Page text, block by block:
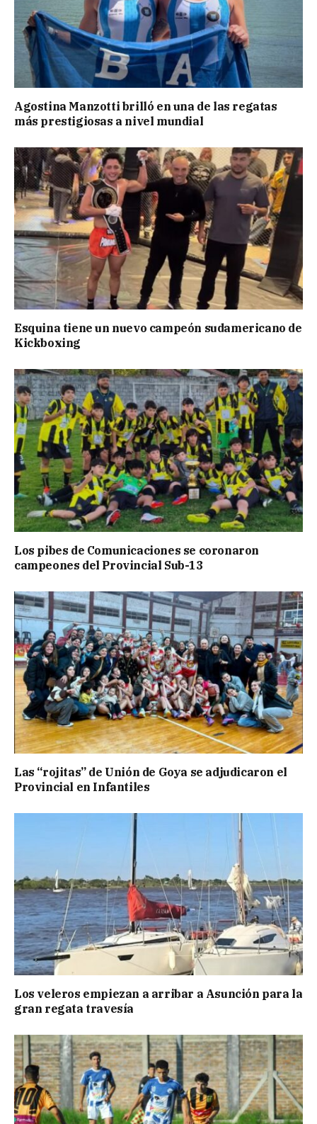
Agostina Manzotti brilló en una de las regatas
más prestigiosas a nivel mundial
Esquina tiene un nuevo campeón sudamericano de
Kickboxing
Los pibes de Comunicaciones se coronaron
campeones del Provincial Sub-13
Las “rojitas” de Unión de Goya se adjudicaron el
Provincial en Infantiles
Los veleros empiezan a arribar a Asunción para la
gran regata travesía